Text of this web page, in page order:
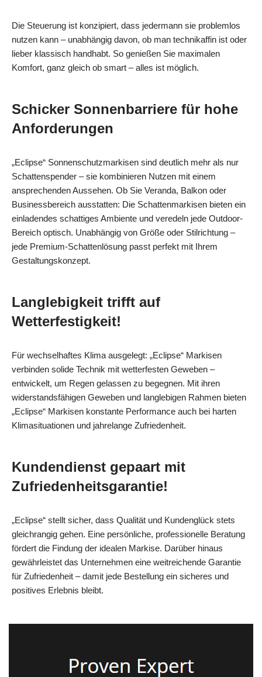
Die Steuerung ist konzipiert, dass jedermann sie problemlos
nutzen kann – unabhängig davon, ob man technikaffin ist oder
lieber klassisch handhabt. So genießen Sie maximalen
Komfort, ganz gleich ob smart – alles ist möglich.
Schicker Sonnenbarriere für hohe
Anforderungen
„Eclipse“ Sonnenschutzmarkisen sind deutlich mehr als nur
Schattenspender – sie kombinieren Nutzen mit einem
ansprechenden Aussehen. Ob Sie Veranda, Balkon oder
Businessbereich ausstatten: Die Schattenmarkisen bieten ein
einladendes schattiges Ambiente und veredeln jede Outdoor-
Bereich optisch. Unabhängig von Größe oder Stilrichtung –
jede Premium-Schattenlösung passt perfekt mit Ihrem
Gestaltungskonzept.
Langlebigkeit trifft auf
Wetterfestigkeit!
Für wechselhaftes Klima ausgelegt: „Eclipse“ Markisen
verbinden solide Technik mit wetterfesten Geweben –
entwickelt, um Regen gelassen zu begegnen. Mit ihren
widerstandsfähigen Geweben und langlebigen Rahmen bieten
„Eclipse“ Markisen konstante Performance auch bei harten
Klimasituationen und jahrelange Zufriedenheit.
Kundendienst gepaart mit
Zufriedenheitsgarantie!
„Eclipse“ stellt sicher, dass Qualität und Kundenglück stets
gleichrangig gehen. Eine persönliche, professionelle Beratung
fördert die Findung der idealen Markise. Darüber hinaus
gewährleistet das Unternehmen eine weitreichende Garantie
für Zufriedenheit – damit jede Bestellung ein sicheres und
positives Erlebnis bleibt.